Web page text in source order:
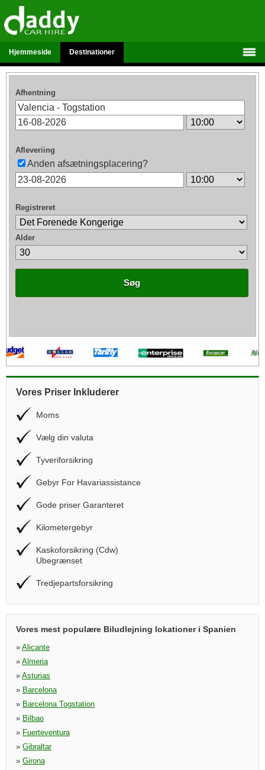
Hjemmeside Destinationer
Afhentning
Afleveriing
Anden afsætningsplacering?
Registreret
Alder
Søg
Vores Priser Inkluderer
Moms
Vælg din valuta
Tyveriforsikring
Gebyr For Havariassistance
Gode priser Garanteret
Kilometergebyr
Kaskoforsikring (Cdw)
Ubegrænset
Tredjepartsforsikring
Vores mest populære Biludlejning lokationer i Spanien
» Alicante
» Almeria
» Asturias
» Barcelona
» Barcelona Togstation
» Bilbao
» Fuerteventura
» Gibraltar
» Girona